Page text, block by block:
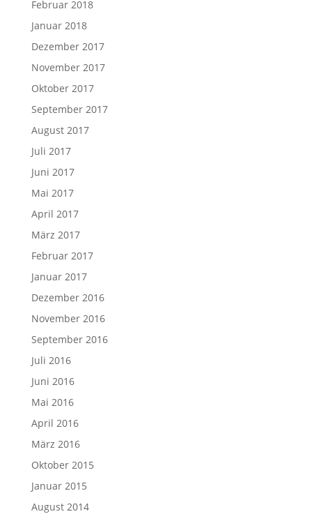
Februar 2018
Januar 2018
Dezember 2017
November 2017
Oktober 2017
September 2017
August 2017
Juli 2017
Juni 2017
Mai 2017
April 2017
März 2017
Februar 2017
Januar 2017
Dezember 2016
November 2016
September 2016
Juli 2016
Juni 2016
Mai 2016
April 2016
März 2016
Oktober 2015
Januar 2015
August 2014